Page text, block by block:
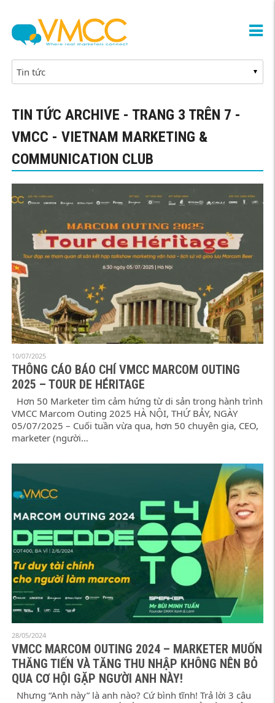
TIN TỨC ARCHIVE - TRANG 3 TRÊN 7 -
VMCC - VIETNAM MARKETING &
COMMUNICATION CLUB
10/07/2025
THÔNG CÁO BÁO CHÍ VMCC MARCOM OUTING
2025 – TOUR DE HÉRITAGE
Hơn 50 Marketer tìm cảm hứng từ di sản trong hành trình
VMCC Marcom Outing 2025 HÀ NỘI, THỨ BẢY, NGÀY
05/07/2025 – Cuối tuần vừa qua, hơn 50 chuyên gia, CEO,
marketer (người…
28/05/2024
VMCC MARCOM OUTING 2024 – MARKETER MUỐN
THĂNG TIẾN VÀ TĂNG THU NHẬP KHÔNG NÊN BỎ
QUA CƠ HỘI GẶP NGƯỜI ANH NÀY!
Nhưng “Anh này” là anh nào? Cứ bình tĩnh! Trả lời 3 câu